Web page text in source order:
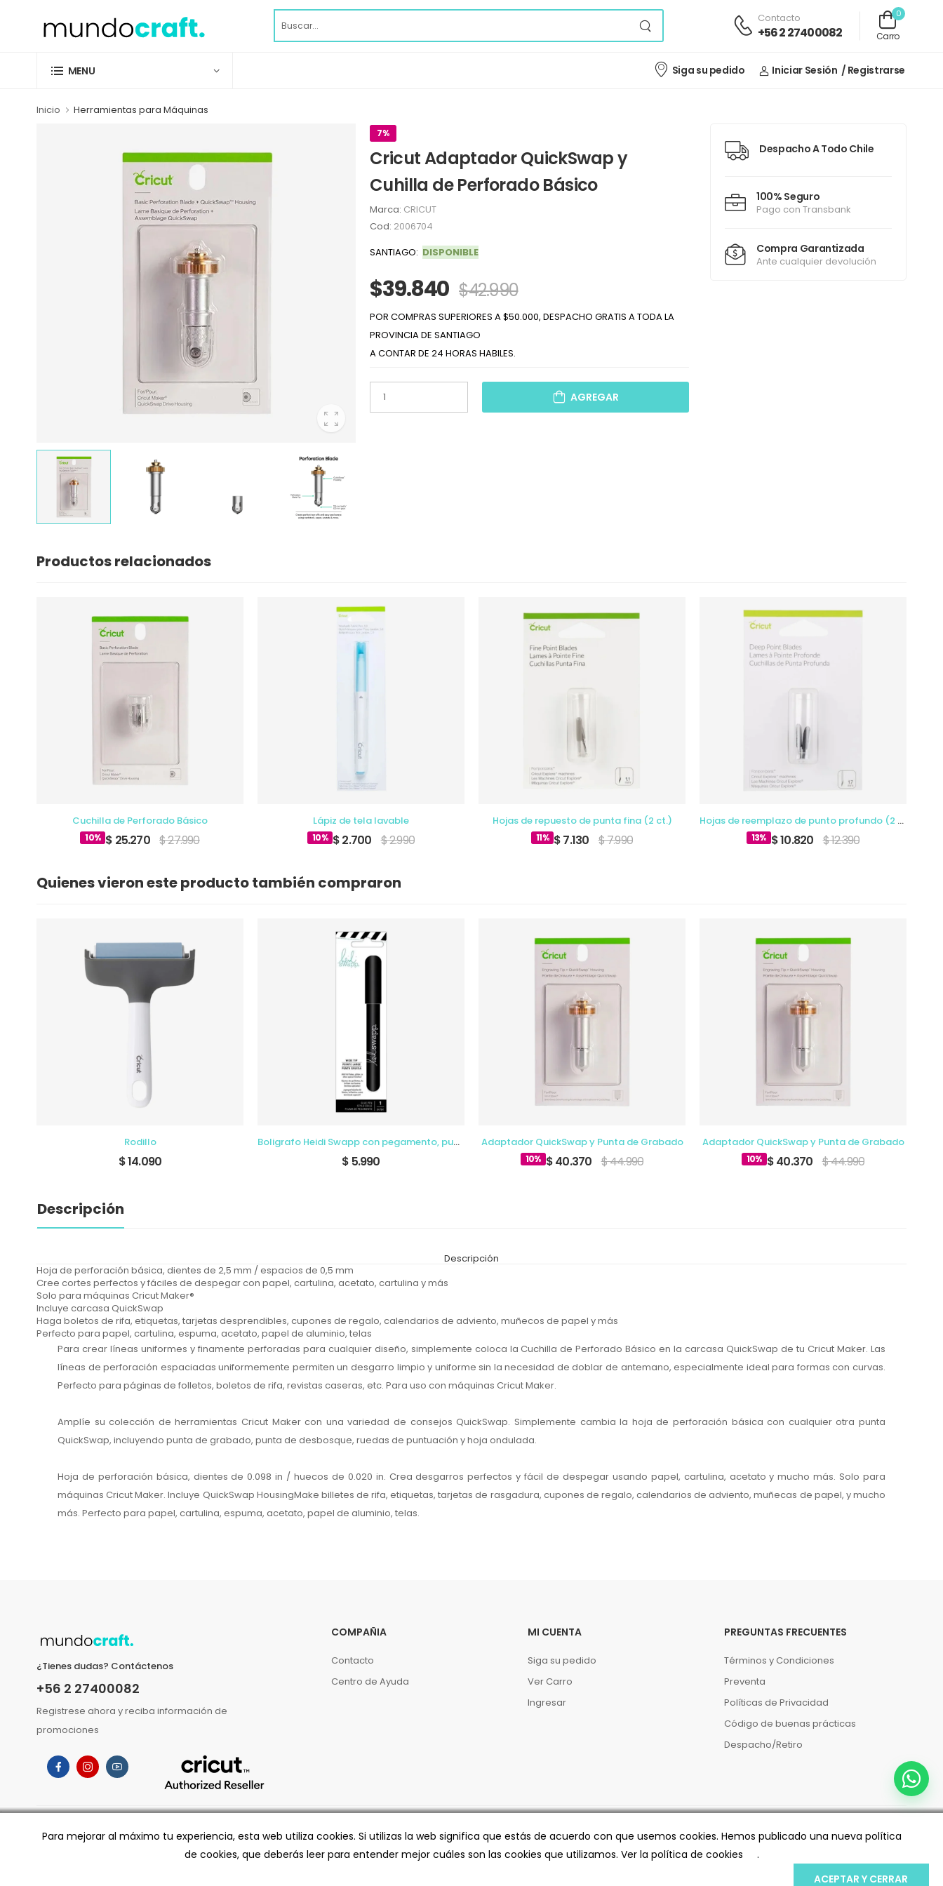
Contacto
+56 2 27400082
0
Carro
MENU Siga su pedido Iniciar Sesión / Registrarse
Inicio Herramientas para Máquinas
7%
Cricut Adaptador QuickSwap y
Cuhilla de Perforado Básico
Marca: CRICUT
Cod: 2006704
SANTIAGO: DISPONIBLE
$39.840 $42.990
POR COMPRAS SUPERIORES A $50.000, DESPACHO GRATIS A TODA LA
PROVINCIA DE SANTIAGO
A CONTAR DE 24 HORAS HABILES.
AGREGAR
Despacho A Todo Chile
100% Seguro
Pago con Transbank
Compra Garantizada
Ante cualquier devolución
Productos relacionados
Cuchilla de Perforado Básico
10% $ 25.270 $ 27.990
Lápiz de tela lavable
10% $ 2.700 $ 2.990
Hojas de repuesto de punta fina (2 ct.)
11% $ 7.130 $ 7.990
Hojas de reemplazo de punto profundo (2 ct.)
13% $ 10.820 $ 12.390
Quienes vieron este producto también compraron
Rodillo
$ 14.090
Boligrafo Heidi Swapp con pegamento, punta ancha
$ 5.990
Adaptador QuickSwap y Punta de Grabado
10% $ 40.370 $ 44.990
Adaptador QuickSwap y Punta de Grabado
10% $ 40.370 $ 44.990
Descripción
Descripción
Hoja de perforación básica, dientes de 2,5 mm / espacios de 0,5 mm
Cree cortes perfectos y fáciles de despegar con papel, cartulina, acetato, cartulina y más
Solo para máquinas Cricut Maker®
Incluye carcasa QuickSwap
Haga boletos de rifa, etiquetas, tarjetas desprendibles, cupones de regalo, calendarios de adviento, muñecos de papel y más
Perfecto para papel, cartulina, espuma, acetato, papel de aluminio, telas
Para crear líneas uniformes y finamente perforadas para cualquier diseño, simplemente coloca la Cuchilla de Perforado Básico en la carcasa QuickSwap de tu Cricut Maker. Las
líneas de perforación espaciadas uniformemente permiten un desgarro limpio y uniforme sin la necesidad de doblar de antemano, especialmente ideal para formas con curvas.
Perfecto para páginas de folletos, boletos de rifa, revistas caseras, etc. Para uso con máquinas Cricut Maker.
Amplíe su colección de herramientas Cricut Maker con una variedad de consejos QuickSwap. Simplemente cambia la hoja de perforación básica con cualquier otra punta
QuickSwap, incluyendo punta de grabado, punta de desbosque, ruedas de puntuación y hoja ondulada.
Hoja de perforación básica, dientes de 0.098 in / huecos de 0.020 in. Crea desgarros perfectos y fácil de despegar usando papel, cartulina, acetato y mucho más. Solo para
máquinas Cricut Maker. Incluye QuickSwap HousingMake billetes de rifa, etiquetas, tarjetas de rasgadura, cupones de regalo, calendarios de adviento, muñecas de papel, y mucho
más. Perfecto para papel, cartulina, espuma, acetato, papel de aluminio, telas.
¿Tienes dudas? Contáctenos
+56 2 27400082
Registrese ahora y reciba información de
promociones
COMPAÑIA
Contacto
Centro de Ayuda
MI CUENTA
Siga su pedido
Ver Carro
Ingresar
PREGUNTAS FRECUENTES
Términos y Condiciones
Preventa
Políticas de Privacidad
Código de buenas prácticas
Despacho/Retiro
Para mejorar al máximo tu experiencia, esta web utiliza cookies. Si utilizas la web significa que estás de acuerdo con que usemos cookies. Hemos publicado una nueva política
de cookies, que deberás leer para entender mejor cuáles son las cookies que utilizamos. Ver la política de cookies
.
ACEPTAR Y CERRAR
;